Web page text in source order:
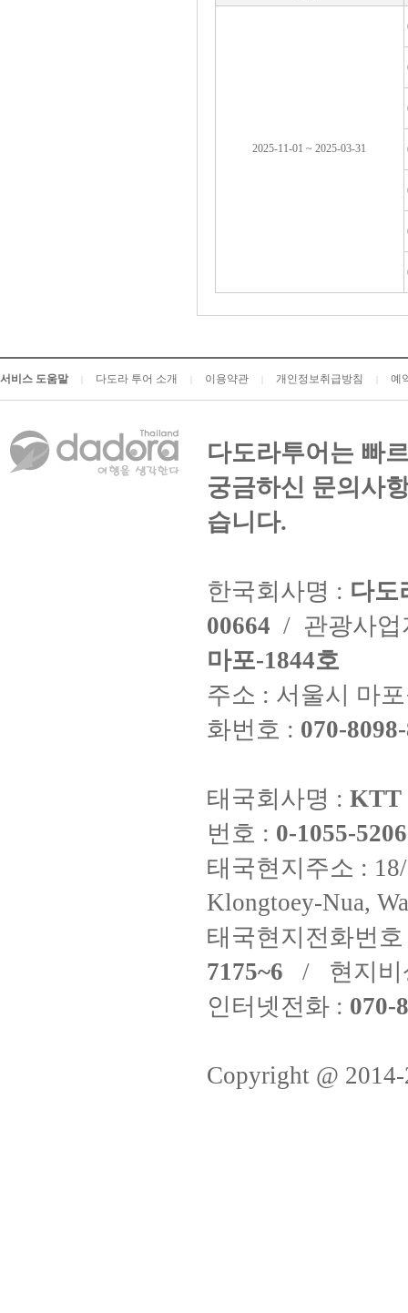
2025-11-01 ~ 2025-03-31
서비스 도움말 다도라 투어 소개 이용약관 개인정보취급방침 예
다도라투어는 빠
궁금하신 문의사
습니다.
한국회사명 : 다도
00664 / 관광사
마포-1844호
주소 : 서울시 마
화번호 : 070-
태국회사명 : KTT
번호 : 0-1055-
태국현지주소 :
Klongtoey-Nua,
태국현지전화번
7175~6 / 현지비
인터넷전화 : 070-
Copyright @